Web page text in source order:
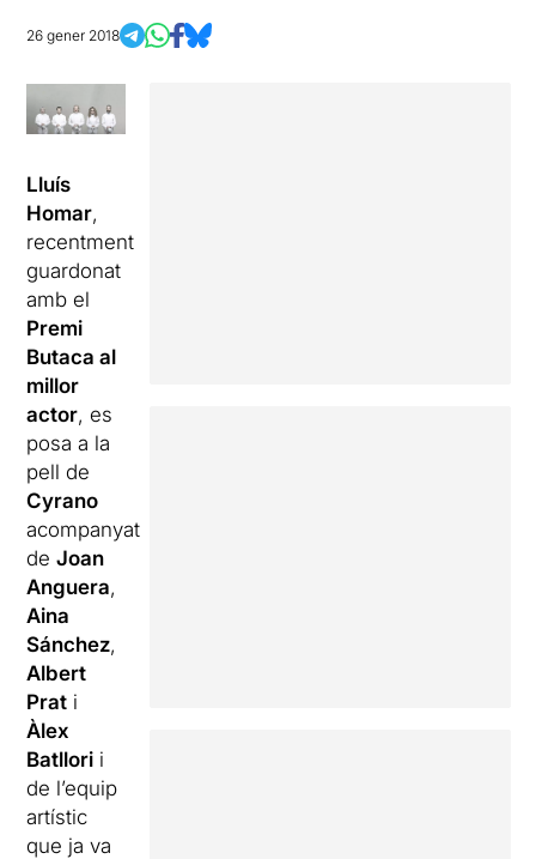
26 gener 2018
Lluís
Homar,
recentment
guardonat
amb el
Premi
Butaca al
millor
actor, es
posa a la
pell de
Cyrano
acompanyat
deJoan
Anguera,
Aina
Sánchez,
Albert
Prat i
Àlex
Batllori i
de l’equip
artístic
que ja va